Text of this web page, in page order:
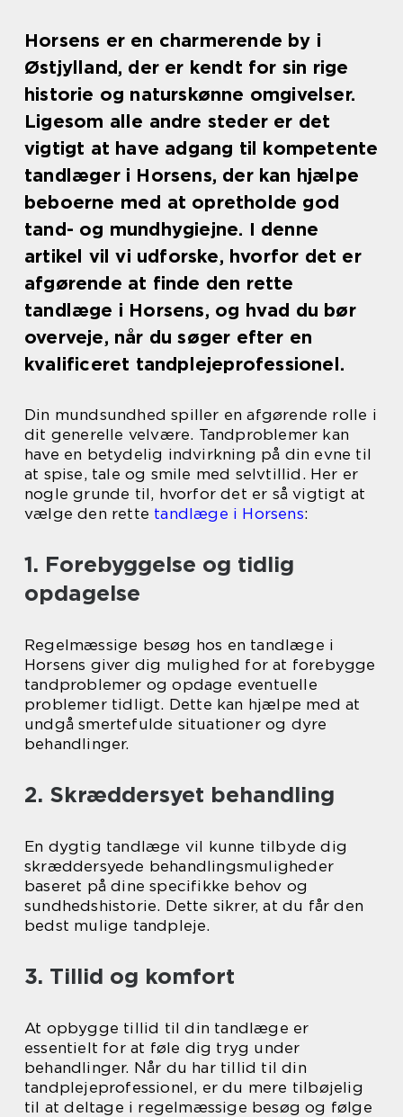
Horsens er en charmerende by i
Østjylland, der er kendt for sin rige
historie og naturskønne omgivelser.
Ligesom alle andre steder er det
vigtigt at have adgang til kompetente
tandlæger i Horsens, der kan hjælpe
beboerne med at opretholde god
tand- og mundhygiejne. I denne
artikel vil vi udforske, hvorfor det er
afgørende at finde den rette
tandlæge i Horsens, og hvad du bør
overveje, når du søger efter en
kvalificeret tandplejeprofessionel.
Din mundsundhed spiller en afgørende rolle i
dit generelle velvære. Tandproblemer kan
have en betydelig indvirkning på din evne til
at spise, tale og smile med selvtillid. Her er
nogle grunde til, hvorfor det er så vigtigt at
vælge den rette tandlæge i Horsens:
1. Forebyggelse og tidlig
opdagelse
Regelmæssige besøg hos en tandlæge i
Horsens giver dig mulighed for at forebygge
tandproblemer og opdage eventuelle
problemer tidligt. Dette kan hjælpe med at
undgå smertefulde situationer og dyre
behandlinger.
2. Skræddersyet behandling
En dygtig tandlæge vil kunne tilbyde dig
skræddersyede behandlingsmuligheder
baseret på dine specifikke behov og
sundhedshistorie. Dette sikrer, at du får den
bedst mulige tandpleje.
3. Tillid og komfort
At opbygge tillid til din tandlæge er
essentielt for at føle dig tryg under
behandlinger. Når du har tillid til din
tandplejeprofessionel, er du mere tilbøjelig
til at deltage i regelmæssige besøg og følge